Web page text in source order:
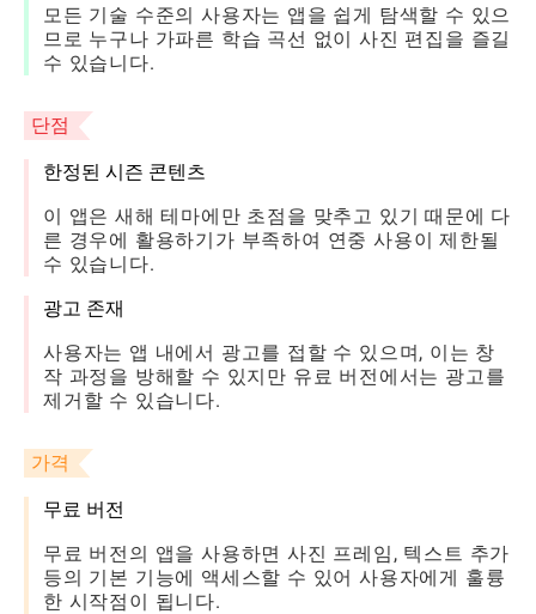
모든 기술 수준의 사용자는 앱을 쉽게 탐색할 수 있으
므로 누구나 가파른 학습 곡선 없이 사진 편집을 즐길
수 있습니다.
단점
한정된 시즌 콘텐츠
이 앱은 새해 테마에만 초점을 맞추고 있기 때문에 다
른 경우에 활용하기가 부족하여 연중 사용이 제한될
수 있습니다.
광고 존재
사용자는 앱 내에서 광고를 접할 수 있으며, 이는 창
작 과정을 방해할 수 있지만 유료 버전에서는 광고를
제거할 수 있습니다.
가격
무료 버전
무료 버전의 앱을 사용하면 사진 프레임, 텍스트 추가
등의 기본 기능에 액세스할 수 있어 사용자에게 훌륭
한 시작점이 됩니다.